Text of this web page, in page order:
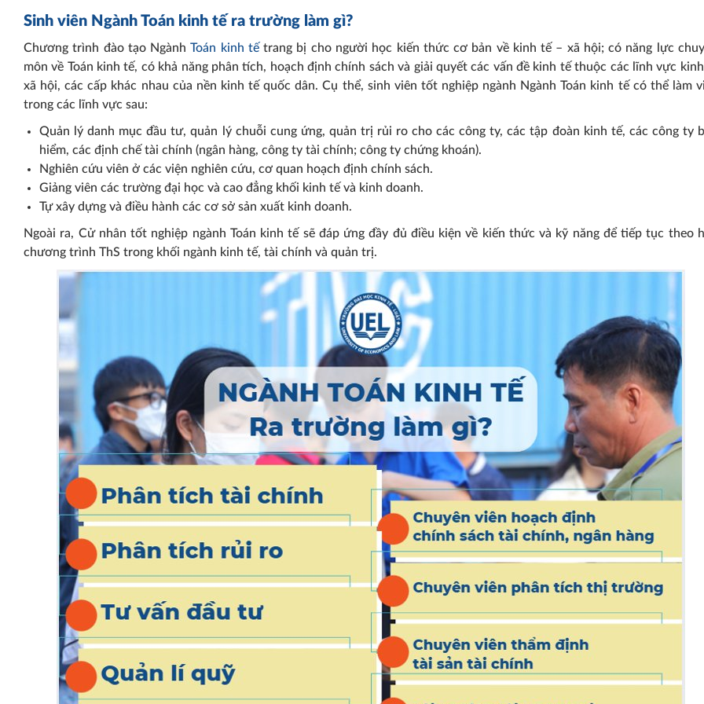
Sinh viên Ngành Toán kinh tế ra trường làm gì?
Chương trình đào tạo NgànhToán kinh tếtrang bị cho người học kiến thức cơ bản về kinh tế – xã hội; có năng lực
môn về Toán kinh tế, có khả năng phân tích, hoạch định chính sách và giải quyết các vấn đề kinh tế thuộc các lĩnh vực
xã hội, các cấp khác nhau của nền kinh tế quốc dân. Cụ thể, sinh viên tốt nghiệp ngành Ngành Toán kinh tế có thể làm
trong các lĩnh vực sau:
Quản lý danh mục đầu tư, quản lý chuỗi cung ứng, quản trị rủi ro cho các công ty, các tập đoàn kinh tế, các công ty
hiểm, các định chế tài chính (ngân hàng, công ty tài chính; công ty chứng khoán).
Nghiên cứu viên ở các viện nghiên cứu, cơ quan hoạch định chính sách.
Giảng viên các trường đại học và cao đẳng khối kinh tế và kinh doanh.
Tự xây dựng và điều hành các cơ sở sản xuất kinh doanh.
Ngoài ra, Cử nhân tốt nghiệp ngành Toán kinh tế sẽ đáp ứng đầy đủ điều kiện về kiến thức và kỹ năng để tiếp tục theo
chương trình ThS trong khối ngành kinh tế, tài chính và quản trị.